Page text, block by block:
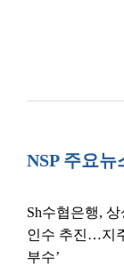
NSP 주요뉴
Sh수협은행, 상
인수 추진…지
부수’